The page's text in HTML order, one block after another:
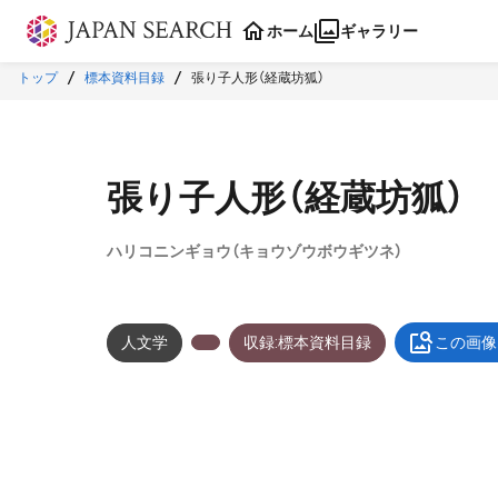
本文に飛ぶ
ホーム ギャラリー
トップ 標本資料目録 張り子人形（経蔵坊狐）
張り子人形（経蔵坊狐）
ハリコニンギョウ（キョウゾウボウギツネ）
人文学 収録:標本資料目録 この画